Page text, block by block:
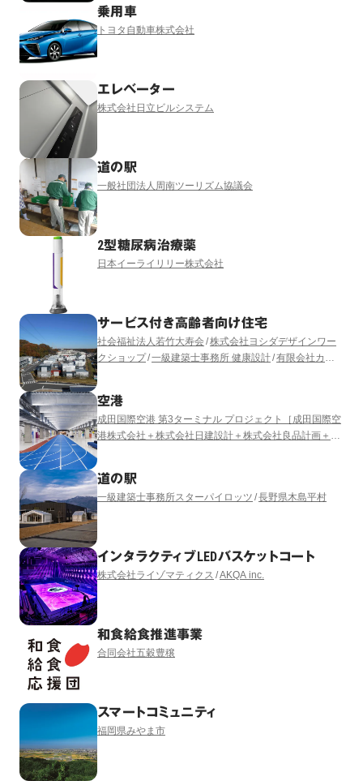
乗用車
トヨタ自動車株式会社
エレベーター
株式会社日立ビルシステム
道の駅
一般社団法人周南ツーリズム協議会
2型糖尿病治療薬
日本イーライリリー株式会社
サービス付き高齢者向け住宅
社会福祉法人若竹大寿会 株式会社ヨシダデザインワー
クショップ 一級建築士事務所 健康設計 有限会社カネ
空港
成田国際空港 第3ターミナル プロジェクト［成田国際空
港株式会社＋株式会社日建設計＋株式会社良品計画＋株
道の駅
一級建築士事務所スターパイロッツ 長野県木島平村
インタラクティブLEDバスケットコート
株式会社ライゾマティクス AKQA inc.
和食給食推進事業
合同会社五穀豊穣
スマートコミュニティ
福岡県みやま市